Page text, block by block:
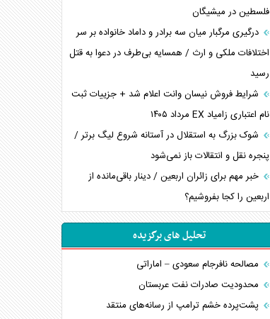
فلسطین در میشیگان
درگیری مرگبار میان سه برادر و داماد خانواده بر سر
اختلافات ملکی و ارث / همسایه بی‌طرف در دعوا به قتل
رسید
شرایط فروش نیسان وانت اعلام شد + جزییات ثبت
نام اعتباری زامیاد EX مرداد ۱۴۰۵
شوک بزرگ به استقلال در آستانه شروع لیگ برتر /
پنجره نقل و انتقالات باز نمی‌شود
خبر مهم برای زائران اربعین / دینار باقی‌مانده از
اربعین را کجا بفروشیم؟
تحلیل های برگزیده
مصالحه نافرجام سعودی – اماراتی
محدودیت صادرات نفت عربستان
پشت‌پرده خشم ترامپ از رسانه‌های منتقد